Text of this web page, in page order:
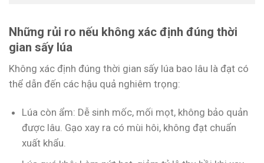
Những rủi ro nếu không xác định đúng thời
gian sấy lúa
Không xác định đúng thời gian sấy lúa bao lâu là đạt có
thể dẫn đến các hậu quả nghiêm trọng:
Lúa còn ẩm: Dễ sinh mốc, mối mọt, không bảo quản
được lâu. Gạo xay ra có mùi hôi, không đạt chuẩn
xuất khẩu.